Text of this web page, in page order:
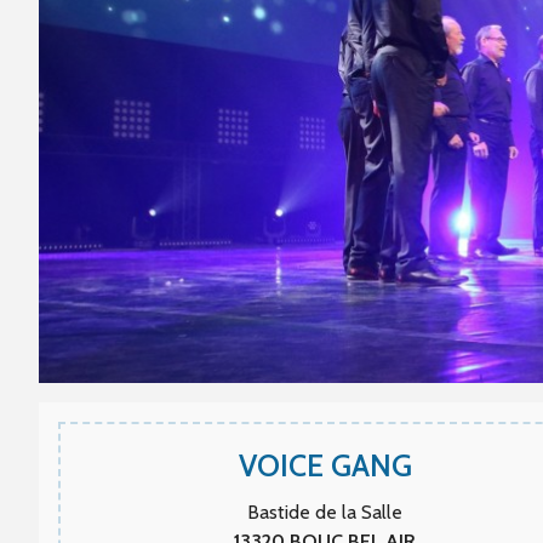
VOICE GANG
Bastide de la Salle